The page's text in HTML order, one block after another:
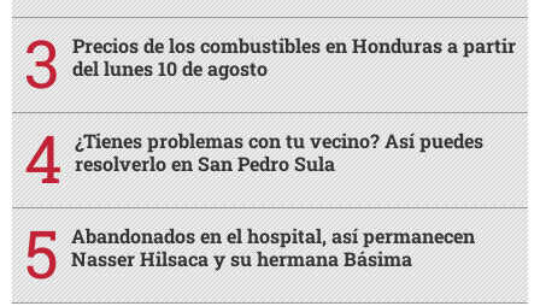
Precios de los combustibles en Honduras a partir
del lunes 10 de agosto
¿Tienes problemas con tu vecino? Así puedes
resolverlo en San Pedro Sula
Abandonados en el hospital, así permanecen
Nasser Hilsaca y su hermana Básima